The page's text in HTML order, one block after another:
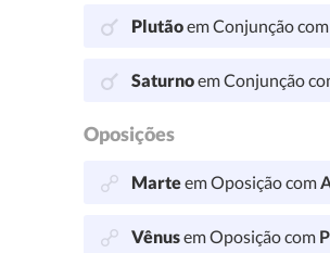
Plutãoem Conjunção com
Saturnoem Conjunção
Oposições
Marteem Oposição com
Vênusem Oposição com